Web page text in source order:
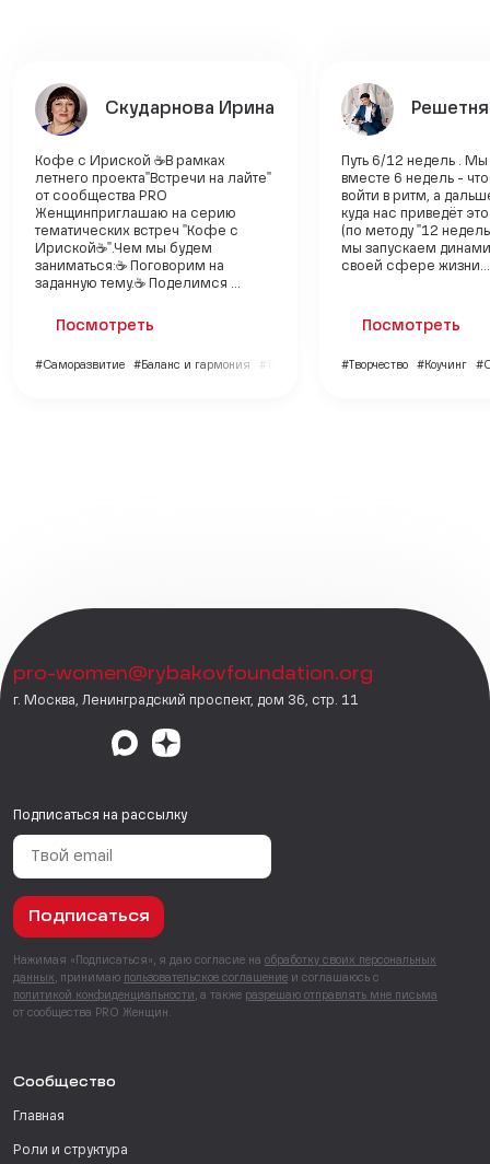
Скударнова Ирина
Кофе с Ириской ☕В рамках
летнего проекта"Встречи на лайте"
от сообщества PRO
Женщин приглашаю на серию
тематических встреч "Кофе с
Ириской☕". Чем мы будем
заниматься: ☕ Поговорим на
заданную тему. ☕ Поделимся ...
Посмотреть
#Саморазвитие #Баланс и гармония #Творчество
Путь 6/12 недель .
вместе 6 недель -
войти в ритм, а
куда нас приведёт
(по методу "12 недель
мы запускаем
своей сфере жизни...
Посмотреть
#Творчество #Коучинг
pro-women@rybakovfoundation.org
г. Москва, Ленинградский проспект, дом 36, стр. 11
Подписаться на рассылку
Подписаться
Нажимая «Подписаться», я даю согласие на обработку своих персональных
данных , принимаю пользовательское соглашение и соглашаюсь с
политикой конфиденциальности , а также разрешаю отправлять мне письма
от сообщества PRO Женщин.
Сообщество
Главная
Роли и структура